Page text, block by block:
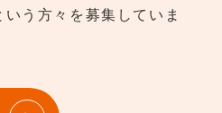
う方々を募集していま